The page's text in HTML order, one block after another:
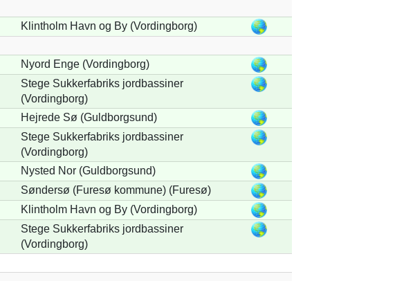
Klintholm Havn og By (Vordingborg)
Nyord Enge (Vordingborg)
Stege Sukkerfabriks jordbassiner
(Vordingborg)
Hejrede Sø (Guldborgsund)
Stege Sukkerfabriks jordbassiner
(Vordingborg)
Nysted Nor (Guldborgsund)
Søndersø (Furesø kommune) (Furesø)
Klintholm Havn og By (Vordingborg)
Stege Sukkerfabriks jordbassiner
(Vordingborg)